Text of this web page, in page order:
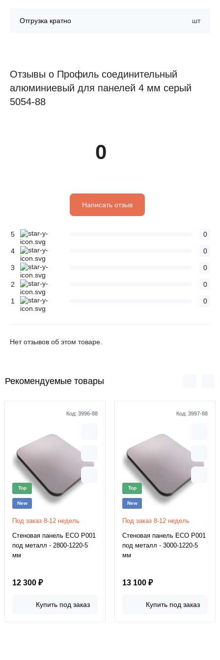
Отгрузка кратно шт
Отзывы о Профиль соединительный
алюминиевый для панелей 4 мм серый
5054-88
0
Написать отзыв
5 0
4 0
3 0
2 0
1 0
Нет отзывов об этом товаре.
Рекомендуемые товары
Код: 3996-88
Top
New
Под заказ 8-12 недель
Стеновая панель ECO P001
под металл - 2800-1220-5
мм
12 300 ₽
Купить под заказ
Код: 3997-88
Top
New
Под заказ 8-12 недель
Стеновая панель ECO P001
под металл - 3000-1220-5
мм
13 100 ₽
Купить под заказ